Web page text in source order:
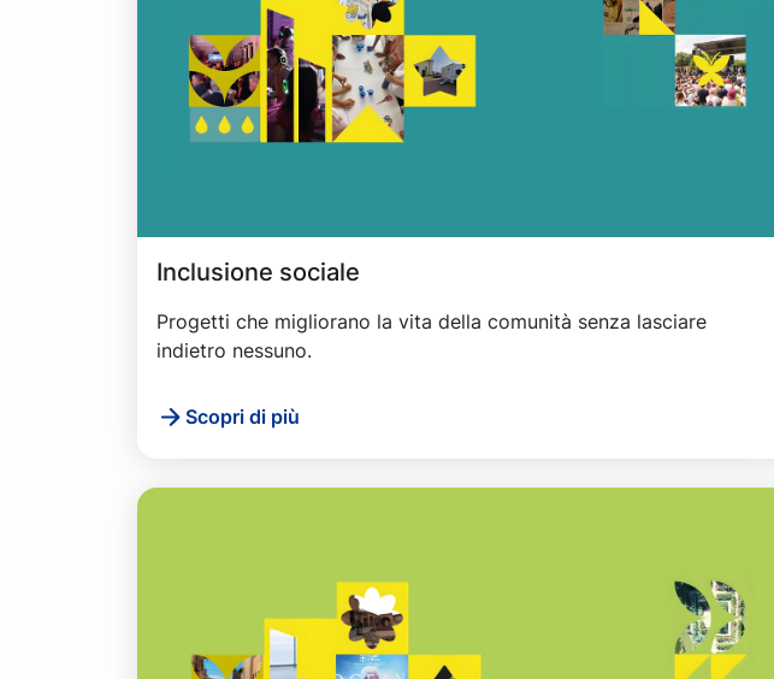
Inclusione sociale
Progetti che migliorano la vita della comunità senza lasciare
indietro nessuno.
Scopri di più